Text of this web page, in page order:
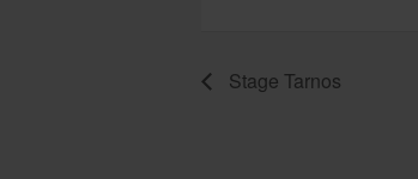
Stage Tarnos